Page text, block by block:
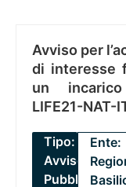
Avviso per
di interesse
un
LIFE21-NAT-
Tipo:
Avviso
Pubblico
Ente: